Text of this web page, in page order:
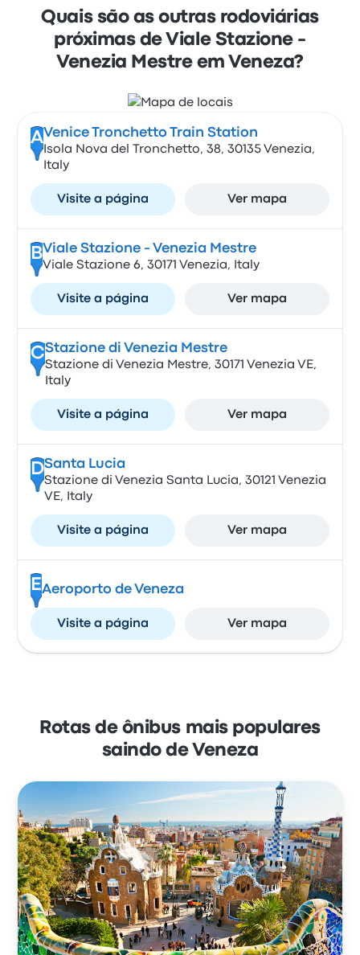
Quais são as outras rodoviárias
próximas de Viale Stazione -
Venezia Mestre em Veneza?
AVenice Tronchetto Train Station
Isola Nova del Tronchetto, 38, 30135 Venezia,
Italy
Visite a página Ver mapa
BViale Stazione - Venezia Mestre
Viale Stazione 6, 30171 Venezia, Italy
Visite a página Ver mapa
CStazione di Venezia Mestre
Stazione di Venezia Mestre, 30171 Venezia VE,
Italy
Visite a página Ver mapa
DSanta Lucia
Stazione di Venezia Santa Lucia, 30121 Venezia
VE, Italy
Visite a página Ver mapa
EAeroporto de Veneza
Visite a página Ver mapa
Rotas de ônibus mais populares
saindo de Veneza